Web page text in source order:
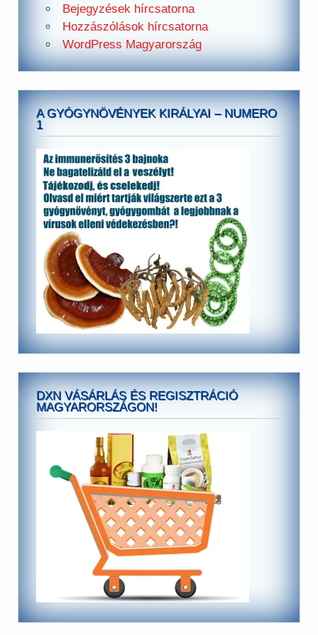
Bejegyzések hírcsatorna
Hozzászólások hírcsatorna
WordPress Magyarország
A GYÓGYNÖVÉNYEK KIRÁLYAI – NUMERO
1
DXN VÁSÁRLÁS ÉS REGISZTRÁCIÓ
MAGYARORSZÁGON!